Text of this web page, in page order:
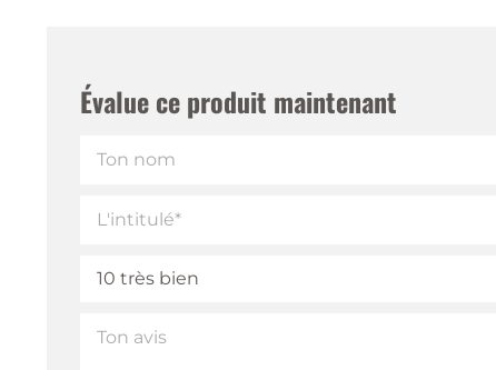
Évalue ce produit maintenant